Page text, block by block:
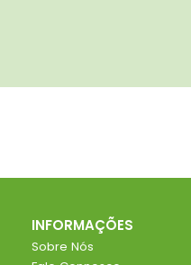
INFORMAÇÕES
Sobre Nós